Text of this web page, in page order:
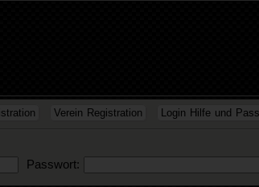
Verein Registration Login Hilfe und
Passwort: